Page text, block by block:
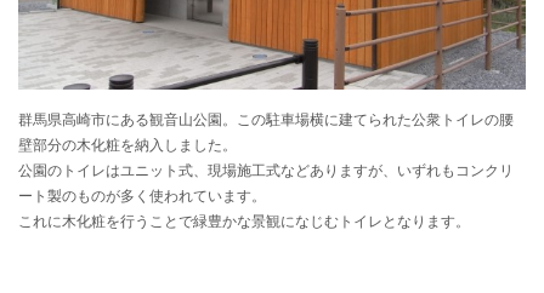
群馬県高崎市にある観音山公園。この駐車場横に建てられた公衆トイレの腰
壁部分の木化粧を納入しました。
公園のトイレはユニット式、現場施工式などありますが、いずれもコンクリ
ート製のものが多く使われています。
これに木化粧を行うことで緑豊かな景観になじむトイレとなります。